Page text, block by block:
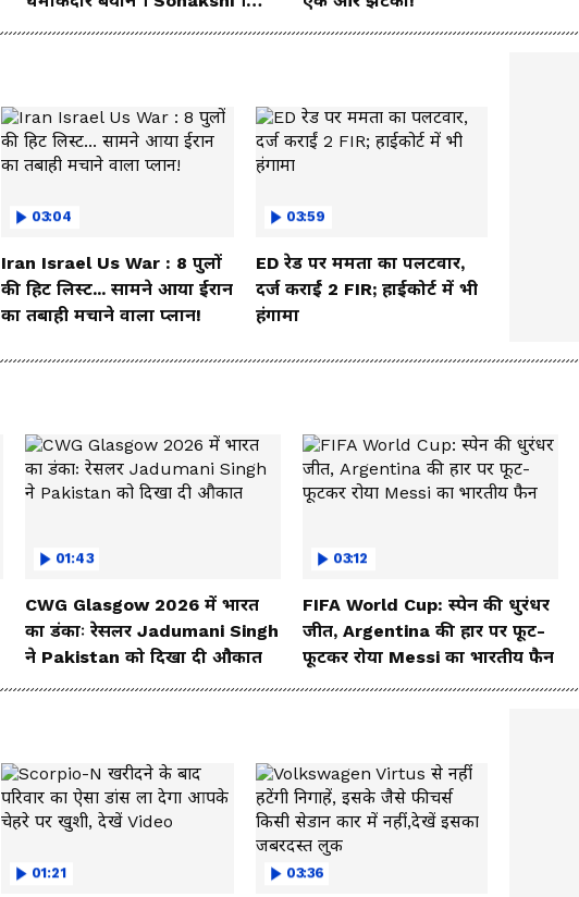
Sonam wangchuk
03:04
Iran Israel Us War : 8 पुलों
की हिट लिस्ट... सामने आया ईरान
का तबाही मचाने वाला प्लान!
03:59
ED रेड पर ममता का पलटवार,
दर्ज कराईं 2 FIR; हाईकोर्ट में भी
हंगामा
01:43
CWG Glasgow 2026 में भारत
का डंकाः रेसलर Jadumani Singh
ने Pakistan को दिखा दी औकात
03:12
FIFA World Cup: स्पेन की धुरंधर
जीत, Argentina की हार पर फूट-
फूटकर रोया Messi का भारतीय फैन
01:21 03:36